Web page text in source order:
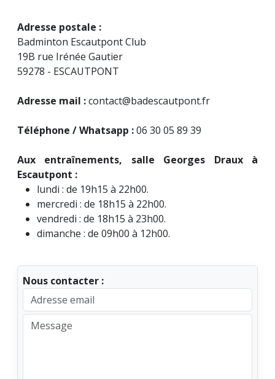
Adresse postale :
Badminton Escautpont Club
19B rue Irénée Gautier
59278 - ESCAUTPONT
Adresse mail :contact@badescautpont.fr
Téléphone / Whatsapp :06 30 05 89 39
Aux entraînements, salle Georges Draux à
Escautpont :
lundi : de 19h15 à 22h00.
mercredi : de 18h15 à 22h00.
vendredi : de 18h15 à 23h00.
dimanche : de 09h00 à 12h00.
Nous contacter :